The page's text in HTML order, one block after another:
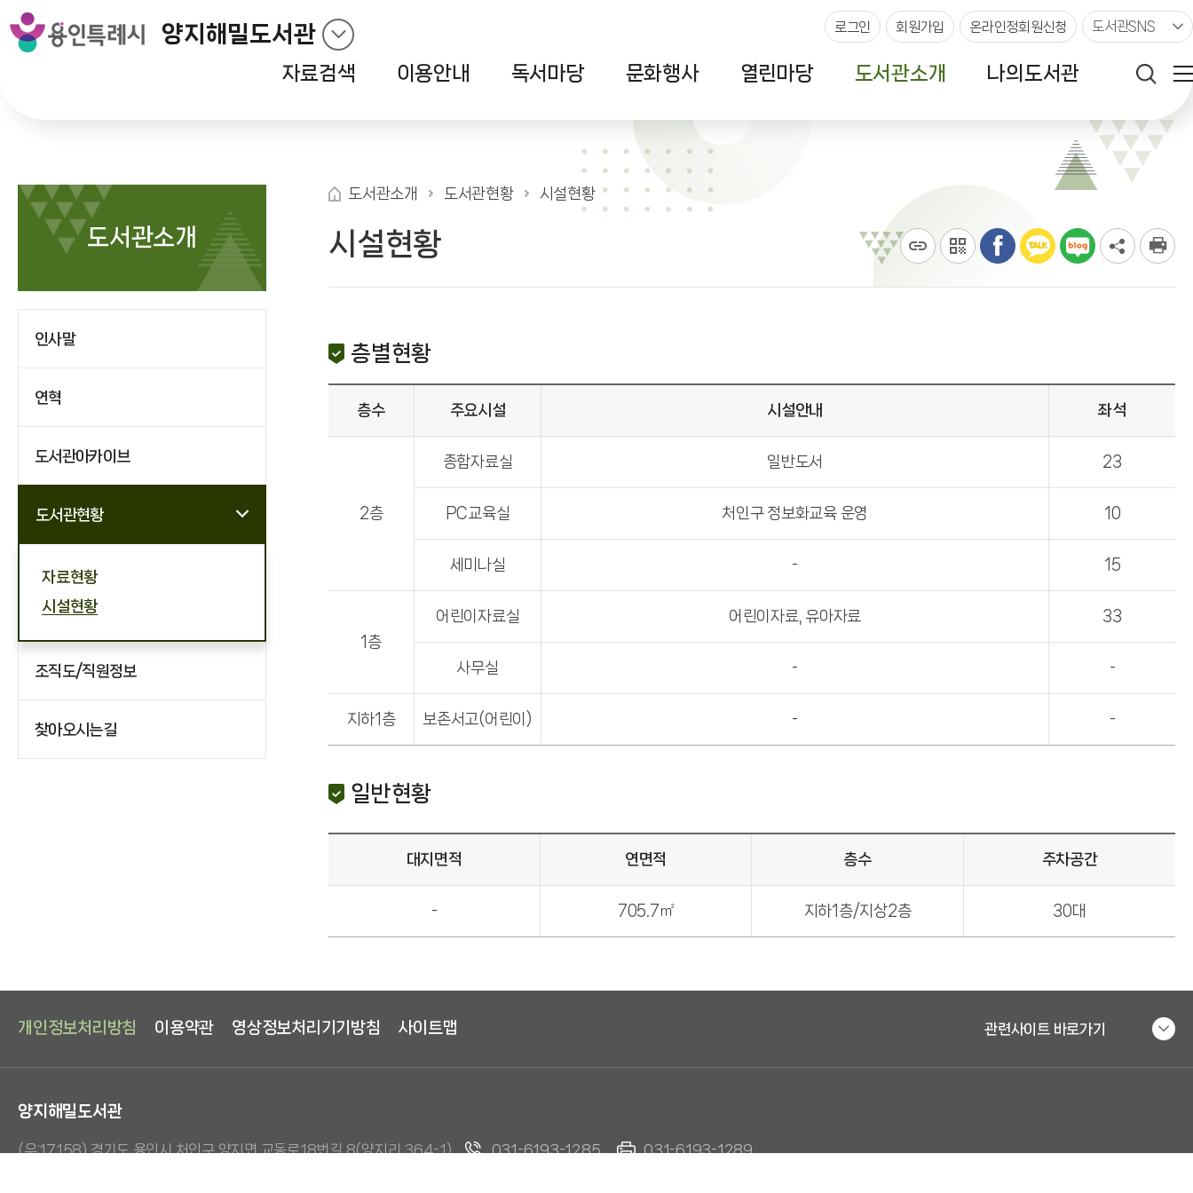
양지해밀도서관 로그인 회원가입 온라인정회원신청 도서관SNS
자료검색 이용안내 독서마당 문화행사 열린마당 도서관소개 나의도서관
도서관소개
인사말
연혁
도서관아카이브
도서관현황
자료현황
시설현황
조직도/직원정보
찾아오시는길
도서관소개 도서관현황 시설현황
시설현황
층별현황
층수 주요시설 시설안내 좌석
2층
종합자료실 일반도서 23
PC교육실 처인구 정보화교육 운영 10
세미나실 - 15
1층
어린이자료실 어린이자료, 유아자료 33
사무실 - -
지하1층 보존서고(어린이) - -
일반현황
대지면적 연면적 층수 주차공간
- 705.7㎡ 지하1층/지상2층 30대
개인정보처리방침 이용약관 영상정보처리기기방침 사이트맵 관련사이트 바로가기
양지해밀도서관
(우:17158) 경기도 용인시 처인구 양지면 교동로18번길 8(양지리 364-1) 031-6193-1285 031-6193-1289